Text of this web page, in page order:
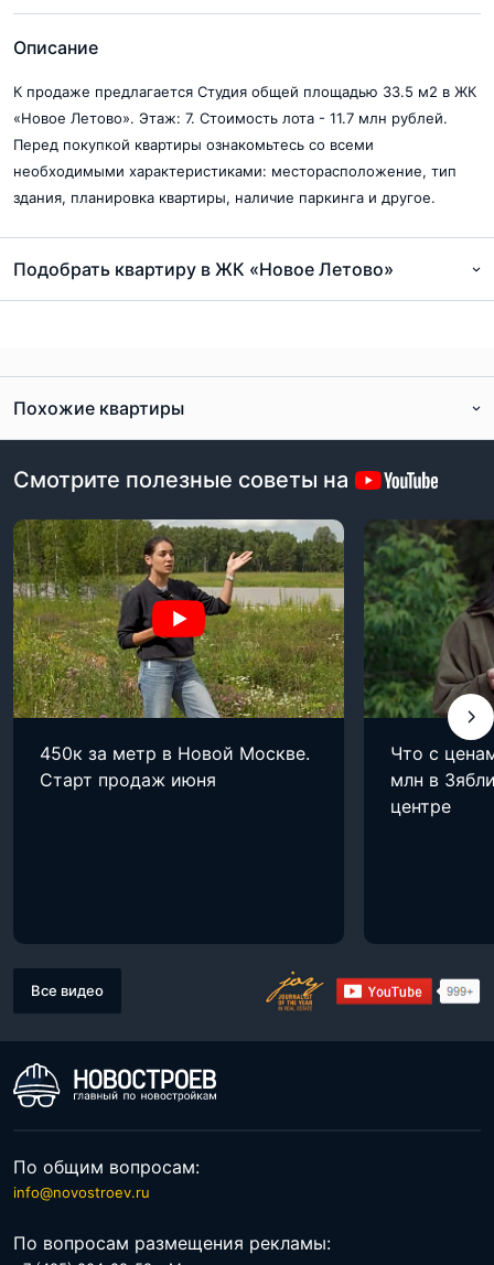
Описание
К продаже предлагается Студия общей площадью 33.5 м2 в ЖК
«Новое Летово». Этаж: 7. Стоимость лота - 11.7 млн рублей.
Перед покупкой квартиры ознакомьтесь со всеми
необходимыми характеристиками: месторасположение, тип
здания, планировка квартиры, наличие паркинга и другое.
Подобрать квартиру в ЖК «Новое Летово»
Похожие квартиры
Смотрите полезные советы на
450к за метр в Новой Москве.
Старт продаж июня
Что с
млн в
центре
Все видео
По общим вопросам:
info@novostroev.ru
По вопросам размещения рекламы: